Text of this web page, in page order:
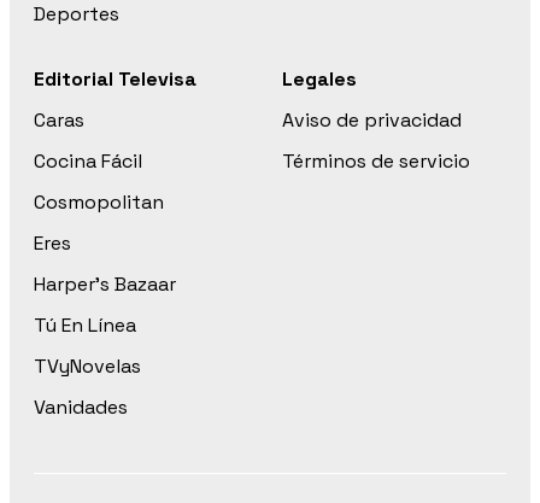
Deportes
Editorial Televisa
Caras
Cocina Fácil
Cosmopolitan
Eres
Harper’s Bazaar
Tú En Línea
TVyNovelas
Vanidades
Legales
Aviso de privacidad
Términos de servicio